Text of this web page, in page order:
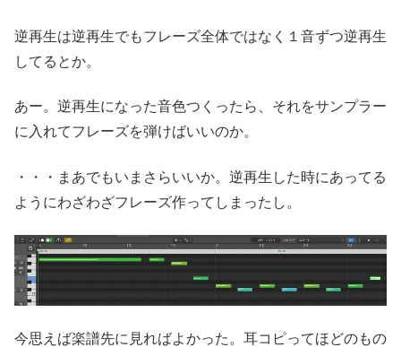
逆再生は逆再生でもフレーズ全体ではなく１音ずつ逆再生
してるとか。
あー。逆再生になった音色つくったら、それをサンプラー
に入れてフレーズを弾けばいいのか。
・・・まあでもいまさらいいか。逆再生した時にあってる
ようにわざわざフレーズ作ってしまったし。
今思えば楽譜先に見ればよかった。耳コピってほどのもの